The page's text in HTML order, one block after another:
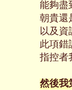
能夠盡
朝貴還
以及
此項錯
指控
然後我